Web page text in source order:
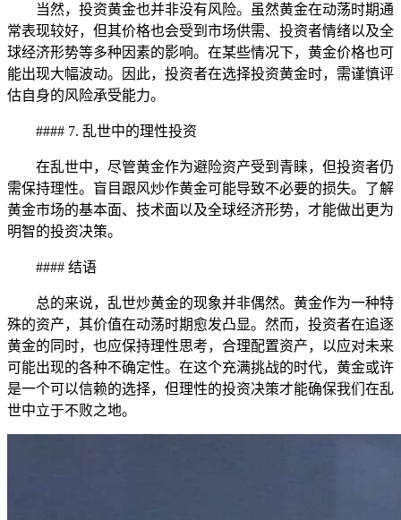
当然，投资黄金也并非没有风险。虽然黄金在动荡时期通
常表现较好，但其价格也会受到市场供需、投资者情绪以及全
球经济形势等多种因素的影响。在某些情况下，黄金价格也可
能出现大幅波动。因此，投资者在选择投资黄金时，需谨慎评
估自身的风险承受能力。
#### 7. 乱世中的理性投资
在乱世中，尽管黄金作为避险资产受到青睐，但投资者仍
需保持理性。盲目跟风炒作黄金可能导致不必要的损失。了解
黄金市场的基本面、技术面以及全球经济形势，才能做出更为
明智的投资决策。
#### 结语
总的来说，乱世炒黄金的现象并非偶然。黄金作为一种特
殊的资产，其价值在动荡时期愈发凸显。然而，投资者在追逐
黄金的同时，也应保持理性思考，合理配置资产，以应对未来
可能出现的各种不确定性。在这个充满挑战的时代，黄金或许
是一个可以信赖的选择，但理性的投资决策才能确保我们在乱
世中立于不败之地。